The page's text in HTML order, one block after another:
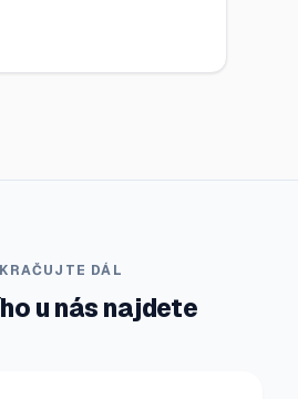
DÁL
u nás najdete